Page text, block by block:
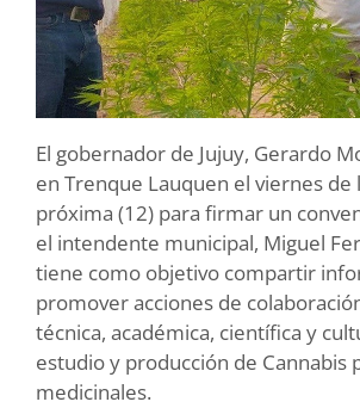
El gobernador de Jujuy, Gerardo
en Trenque Lauquen el viernes de
próxima (12) para firmar un
el intendente municipal, Miguel
tiene como objetivo compartir
promover acciones de
técnica, académica, científica y
estudio y producción de Cannabis
medicinales.